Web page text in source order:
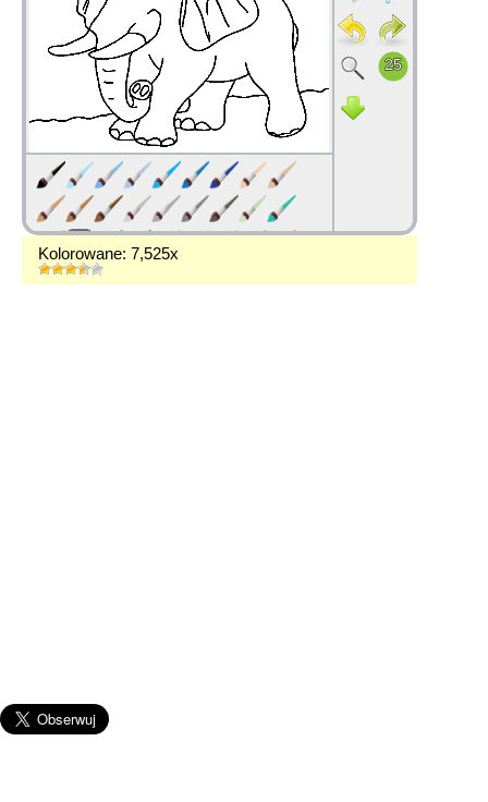
Kolorowane: 7,525x